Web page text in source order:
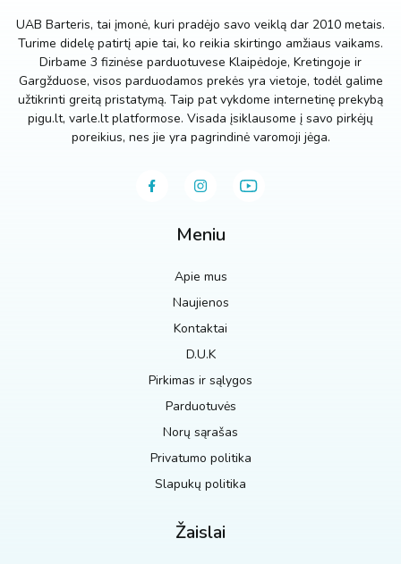
UAB Barteris, tai įmonė, kuri pradėjo savo veiklą dar 2010 metais.
Turime didelę patirtį apie tai, ko reikia skirtingo amžiaus vaikams.
Dirbame 3 fizinėse parduotuvese Klaipėdoje, Kretingoje ir
Gargžduose, visos parduodamos prekės yra vietoje, todėl galime
užtikrinti greitą pristatymą. Taip pat vykdome internetinę prekybą
pigu.lt, varle.lt platformose. Visada įsiklausome į savo pirkėjų
poreikius, nes jie yra pagrindinė varomoji jėga.
Meniu
Apie mus
Naujienos
Kontaktai
D.U.K
Pirkimas ir sąlygos
Parduotuvės
Norų sąrašas
Privatumo politika
Slapukų politika
Žaislai